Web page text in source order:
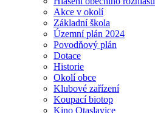
Akce v okolí
Základní škola
Územní plán 2024
Povodňový plán
Dotace
Historie
Okolí obce
Klubové zařízení
Koupací biotop
Kino Otaslavice